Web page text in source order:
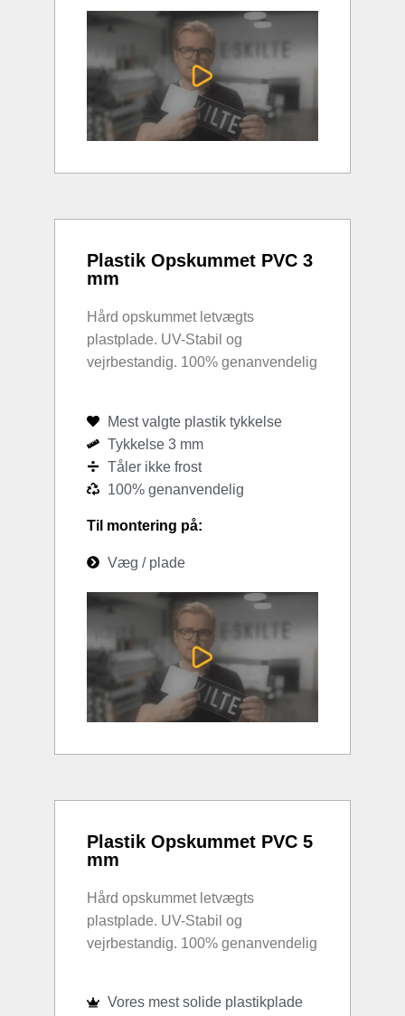
Plastik Opskummet PVC 3
mm
Hård opskummet letvægts
plastplade. UV-Stabil og
vejrbestandig. 100% genanvendelig
Mest valgte plastik tykkelse
Tykkelse 3 mm
Tåler ikke frost
100% genanvendelig
Til montering på:
Væg / plade
Plastik Opskummet PVC 5
mm
Hård opskummet letvægts
plastplade. UV-Stabil og
vejrbestandig. 100% genanvendelig
Vores mest solide plastikplade